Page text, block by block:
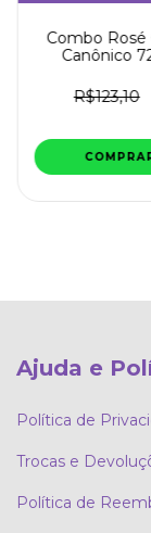
Combo Rosé
Canônico
R$123,10
Ajuda e
Política de
Trocas e
Política de